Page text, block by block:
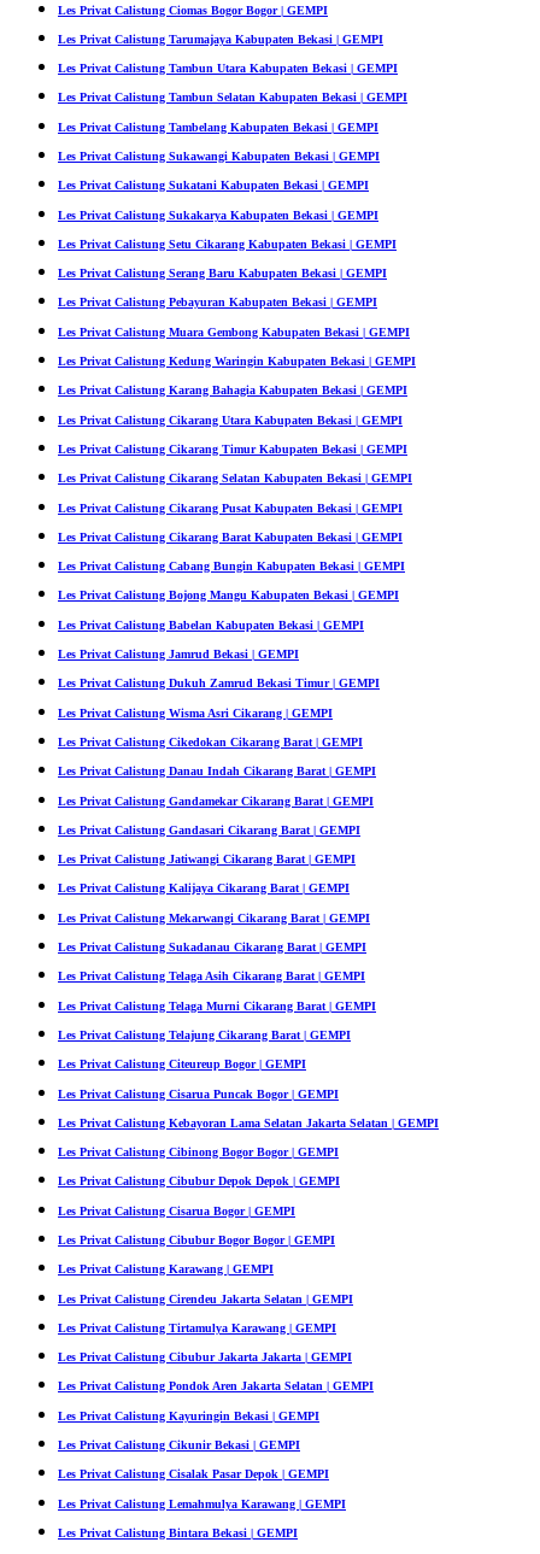
Les Privat Calistung Ciomas Bogor Bogor | GEMPI
Les Privat Calistung Tarumajaya Kabupaten Bekasi | GEMPI
Les Privat Calistung Tambun Utara Kabupaten Bekasi | GEMPI
Les Privat Calistung Tambun Selatan Kabupaten Bekasi | GEMPI
Les Privat Calistung Tambelang Kabupaten Bekasi | GEMPI
Les Privat Calistung Sukawangi Kabupaten Bekasi | GEMPI
Les Privat Calistung Sukatani Kabupaten Bekasi | GEMPI
Les Privat Calistung Sukakarya Kabupaten Bekasi | GEMPI
Les Privat Calistung Setu Cikarang Kabupaten Bekasi | GEMPI
Les Privat Calistung Serang Baru Kabupaten Bekasi | GEMPI
Les Privat Calistung Pebayuran Kabupaten Bekasi | GEMPI
Les Privat Calistung Muara Gembong Kabupaten Bekasi | GEMPI
Les Privat Calistung Kedung Waringin Kabupaten Bekasi | GEMPI
Les Privat Calistung Karang Bahagia Kabupaten Bekasi | GEMPI
Les Privat Calistung Cikarang Utara Kabupaten Bekasi | GEMPI
Les Privat Calistung Cikarang Timur Kabupaten Bekasi | GEMPI
Les Privat Calistung Cikarang Selatan Kabupaten Bekasi | GEMPI
Les Privat Calistung Cikarang Pusat Kabupaten Bekasi | GEMPI
Les Privat Calistung Cikarang Barat Kabupaten Bekasi | GEMPI
Les Privat Calistung Cabang Bungin Kabupaten Bekasi | GEMPI
Les Privat Calistung Bojong Mangu Kabupaten Bekasi | GEMPI
Les Privat Calistung Babelan Kabupaten Bekasi | GEMPI
Les Privat Calistung Jamrud Bekasi | GEMPI
Les Privat Calistung Dukuh Zamrud Bekasi Timur | GEMPI
Les Privat Calistung Wisma Asri Cikarang | GEMPI
Les Privat Calistung Cikedokan Cikarang Barat | GEMPI
Les Privat Calistung Danau Indah Cikarang Barat | GEMPI
Les Privat Calistung Gandamekar Cikarang Barat | GEMPI
Les Privat Calistung Gandasari Cikarang Barat | GEMPI
Les Privat Calistung Jatiwangi Cikarang Barat | GEMPI
Les Privat Calistung Kalijaya Cikarang Barat | GEMPI
Les Privat Calistung Mekarwangi Cikarang Barat | GEMPI
Les Privat Calistung Sukadanau Cikarang Barat | GEMPI
Les Privat Calistung Telaga Asih Cikarang Barat | GEMPI
Les Privat Calistung Telaga Murni Cikarang Barat | GEMPI
Les Privat Calistung Telajung Cikarang Barat | GEMPI
Les Privat Calistung Citeureup Bogor | GEMPI
Les Privat Calistung Cisarua Puncak Bogor | GEMPI
Les Privat Calistung Kebayoran Lama Selatan Jakarta Selatan | GEMPI
Les Privat Calistung Cibinong Bogor Bogor | GEMPI
Les Privat Calistung Cibubur Depok Depok | GEMPI
Les Privat Calistung Cisarua Bogor | GEMPI
Les Privat Calistung Cibubur Bogor Bogor | GEMPI
Les Privat Calistung Karawang | GEMPI
Les Privat Calistung Cirendeu Jakarta Selatan | GEMPI
Les Privat Calistung Tirtamulya Karawang | GEMPI
Les Privat Calistung Cibubur Jakarta Jakarta | GEMPI
Les Privat Calistung Pondok Aren Jakarta Selatan | GEMPI
Les Privat Calistung Kayuringin Bekasi | GEMPI
Les Privat Calistung Cikunir Bekasi | GEMPI
Les Privat Calistung Cisalak Pasar Depok | GEMPI
Les Privat Calistung Lemahmulya Karawang | GEMPI
Les Privat Calistung Bintara Bekasi | GEMPI